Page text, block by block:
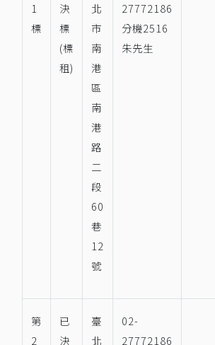
1
標
決
標
(標
租)
北
市
南
港
區
南
港
路
二
段
60
巷
12
號
27772186
分機2516
朱先生
第
2
已
決
臺
北
02-
27772186